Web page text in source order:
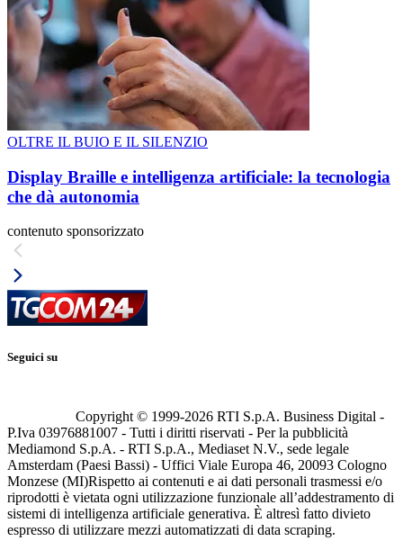
OLTRE IL BUIO E IL SILENZIO
Display Braille e intelligenza artificiale: la tecnologia
che dà autonomia
contenuto sponsorizzato
Seguici su
Copyright © 1999-2026 RTI S.p.A. Business Digital -
P.Iva 03976881007 - Tutti i diritti riservati - Per la pubblicità
Mediamond S.p.A. - RTI S.p.A., Mediaset N.V., sede legale
Amsterdam (Paesi Bassi) - Uffici Viale Europa 46, 20093 Cologno
Monzese (MI)Rispetto ai contenuti e ai dati personali trasmessi e/o
riprodotti è vietata ogni utilizzazione funzionale all’addestramento di
sistemi di intelligenza artificiale generativa. È altresì fatto divieto
espresso di utilizzare mezzi automatizzati di data scraping.